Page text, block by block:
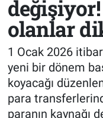
olanlar
1 Ocak 2026
yeni bir dönem
koyacağı
para
paranın kaynağı
Sağlık
Spor
Teknoloji
Tv Medya
KÜLTÜR SANAT